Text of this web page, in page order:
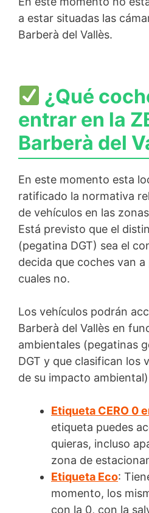
a estar situadas las
Barberà del Vallès.
¿Qué
entrar en la
Barberà del
En este momento esta
ratificado la normativa
de vehículos en las
Está previsto que el
(pegatina DGT) sea el
decida que coches van
cuales no.
Los vehículos podrán
Barberà del Vallès en
ambientales (pegatinas
DGT y que clasifican los
de su impacto
Etiqueta CERO 0
etiqueta puedes
quieras, incluso
zona de
Etiqueta Eco:
momento, los
con la 0, con la